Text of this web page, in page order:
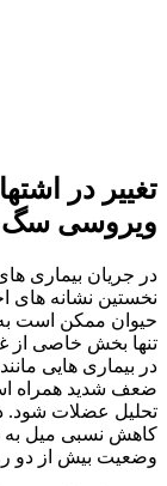
تغییر در
ویروسی سگ
در جریان بیماری‌
نخستین نشانه‌ های
حیوان ممکن است به‌
تنها بخش خاصی از
در بیماری‌ هایی
ضعف شدید همراه
تحلیل عضلات شود.
کاهش نسبی میل به
وضعیت بیش از دو